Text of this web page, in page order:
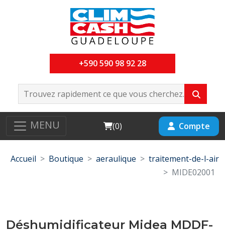
+590 590 98 92 28
MENU Cart
(0) Compte
Accueil Boutique aeraulique
traitement-de-l-air
MIDE02001
Déshumidificateur Midea MDDF-